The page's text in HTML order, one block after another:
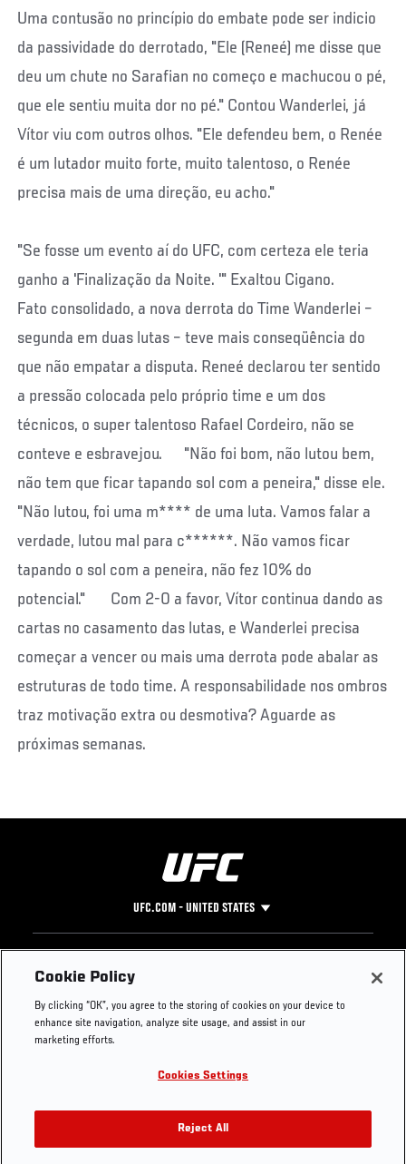
Uma contusão no princípio do embate pode ser indicio
da passividade do derrotado, "Ele (Reneé) me disse que
deu um chute no Sarafian no começo e machucou o pé,
que ele sentiu muita dor no pé." Contou Wanderlei, já
Vítor viu com outros olhos. "Ele defendeu bem, o Renée
é um lutador muito forte, muito talentoso, o Renée
precisa mais de uma direção, eu acho."
"Se fosse um evento aí do UFC, com certeza ele teria
ganho a 'Finalização da Noite. '" Exaltou Cigano.
Fato consolidado, a nova derrota do Time Wanderlei –
segunda em duas lutas – teve mais conseqüência do
que não empatar a disputa. Reneé declarou ter sentido
a pressão colocada pelo próprio time e um dos
técnicos, o super talentoso Rafael Cordeiro, não se
conteve e esbravejou. "Não foi bom, não lutou bem,
não tem que ficar tapando sol com a peneira," disse ele.
"Não lutou, foi uma m**** de uma luta. Vamos falar a
verdade, lutou mal para c******. Não vamos ficar
tapando o sol com a peneira, não fez 10% do
potencial." Com 2-0 a favor, Vítor continua dando as
cartas no casamento das lutas, e Wanderlei precisa
começar a vencer ou mais uma derrota pode abalar as
estruturas de todo time. A responsabilidade nos ombros
traz motivação extra ou desmotiva? Aguarde as
próximas semanas.
UFC.COM - UNITED STATES
Footer
UFC
UFC Foundation
UFC Careers
Store
UFC Video
Instagram
YouTube
TikTok
Twitter
Press
Cookie Policy
By clicking “OK”, you agree to the storing of cookies on your device to
enhance site navigation, analyze site usage, and assist in our
marketing efforts.
Cookies Settings
Reject All